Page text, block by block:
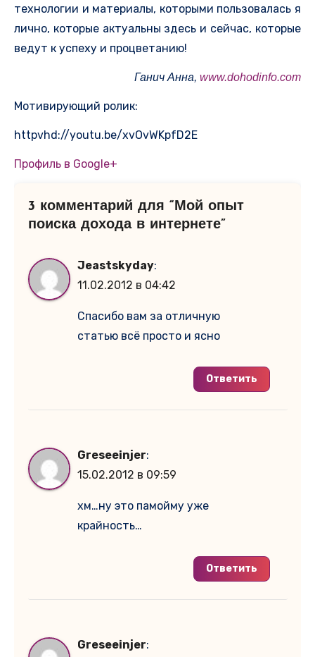
технологии и материалы, которыми пользовалась я
лично, которые актуальны здесь и сейчас, которые
ведут к успеху и процветанию!
Ганич Анна, www.dohodinfo.com
Мотивирующий ролик:
httpvhd://youtu.be/xvOvWKpfD2E
Профиль в Google+
3 комментарий для “Мой опыт
поиска дохода в интернете”
Jeastskyday:
11.02.2012 в 04:42
Спасибо вам за отличную
статью всё просто и ясно
Ответить
Greseeinjer:
15.02.2012 в 09:59
хм…ну это памойму уже
крайность…
Ответить
Greseeinjer: